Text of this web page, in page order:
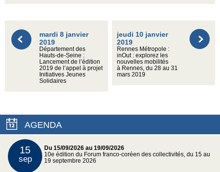
mardi 8 janvier
2019
Département des
Hauts-de-Seine :
Lancement de l’édition
2019 de l’appel à projet
Initiatives Jeunes
Solidaires
jeudi 10 janvier
2019
Rennes Métropole :
inOut : explorez les
nouvelles mobilités
à Rennes, du 28 au 31
mars 2019
AGENDA
15
sep
Du 15/09/2026 au 19/09/2026
10e édition du Forum franco-coréen des collectivités, du 15 au
19 septembre 2026